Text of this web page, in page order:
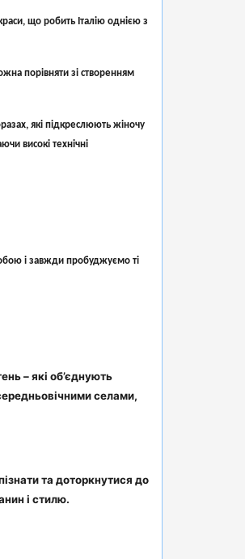
що робить Італію однією з
порівняти зі створенням
які підкреслюють жіночу
високі технічні
і завжди пробуджуємо ті
– які об’єднують
селами,
та доторкнутися до
і стилю.